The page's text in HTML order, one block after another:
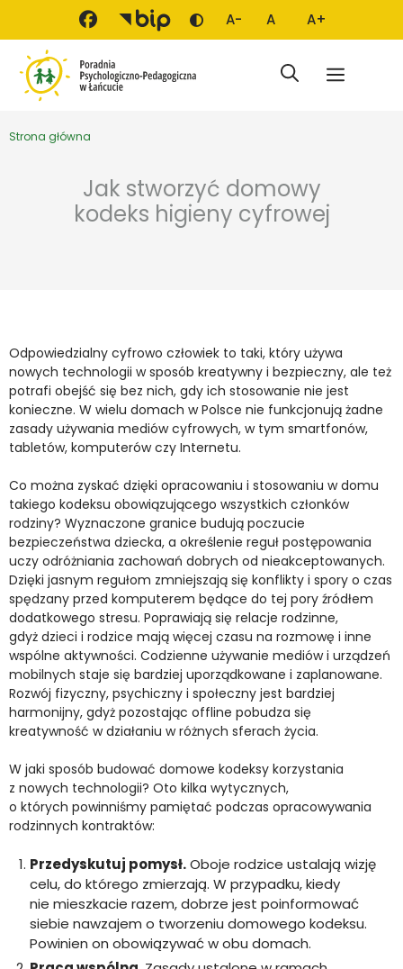
Przejdź do treści
Zmień kontrast
A-
Mniejsza czcionka
A
Domyślna czcionka
A+
Większa
Menu
Strona główna
Jak stworzyć domowy
kodeks higieny cyfrowej
Odpowiedzialny cyfrowo człowiek to taki, który używa
nowych technologii w sposób kreatywny i bezpieczny, ale też
potrafi obejść się bez nich, gdy ich stosowanie nie jest
konieczne. W wielu domach w Polsce nie funkcjonują żadne
zasady używania mediów cyfrowych, w tym smartfonów,
tabletów, komputerów czy Internetu.
Co można zyskać dzięki opracowaniu i stosowaniu w domu
takiego kodeksu obowiązującego wszystkich członków
rodziny? Wyznaczone granice budują poczucie
bezpieczeństwa dziecka, a określenie reguł postępowania
uczy odróżniania zachowań dobrych od nieakceptowanych.
Dzięki jasnym regułom zmniejszają się konflikty i spory o czas
spędzany przed komputerem będące do tej pory źródłem
dodatkowego stresu. Poprawiają się relacje rodzinne,
gdyż dzieci i rodzice mają więcej czasu na rozmowę i inne
wspólne aktywności. Codzienne używanie mediów i urządzeń
mobilnych staje się bardziej uporządkowane i zaplanowane.
Rozwój fizyczny, psychiczny i społeczny jest bardziej
harmonijny, gdyż pozostając offline pobudza się
kreatywność w działaniu w różnych sferach życia.
W jaki sposób budować domowe kodeksy korzystania
z nowych technologii? Oto kilka wytycznych,
o których powinniśmy pamiętać podczas opracowywania
rodzinnych kontraktów:
Przedyskutuj pomysł.Oboje rodzice ustalają wizję
celu, do którego zmierzają. W przypadku, kiedy
nie mieszkacie razem, dobrze jest poinformować
siebie nawzajem o tworzeniu domowego kodeksu.
Powinien on obowiązywać w obu domach.